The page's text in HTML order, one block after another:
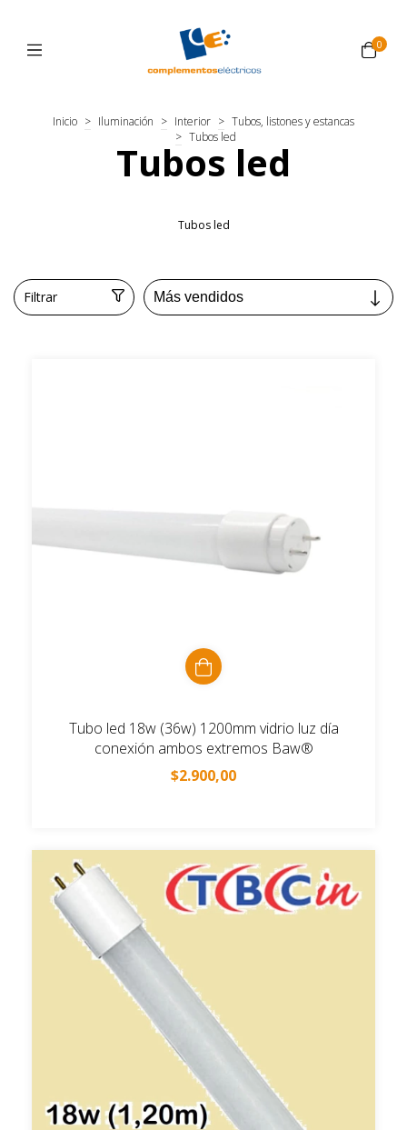
0
Inicio > Iluminación > Interior > Tubos, listones y estancas
> Tubos led
Tubos led
Tubos led
Filtrar
Tubo led 18w (36w) 1200mm vidrio luz día
conexión ambos extremos Baw®
$2.900,00